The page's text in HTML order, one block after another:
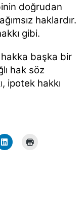
doğrudan
haklardır.
gibi.
başka bir
hak söz
, ipotek hakkı